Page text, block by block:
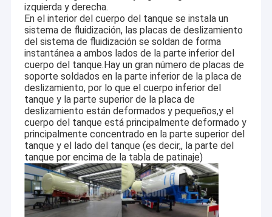
camión sino howo
Cabeza de camión Howo usada
Camión de descarga HOWO usado
camión shacman para la venta
remolque del camión volquete
semi remolque plano
semi remolque esquelético
izquierda y derecha.
En el interior del cuerpo del tanque se instala un
sistema de fluidización, las placas de deslizamiento
del sistema de fluidización se soldan de forma
instantánea a ambos lados de la parte inferior del
cuerpo del tanque.Hay un gran número de placas de
soporte soldados en la parte inferior de la placa de
deslizamiento, por lo que el cuerpo inferior del
tanque y la parte superior de la placa de
deslizamiento están deformados y pequeños,y el
cuerpo del tanque está principalmente deformado y
principalmente concentrado en la parte superior del
tanque y el lado del tanque (es decir,, la parte del
tanque por encima de la tabla de patinaje)
extensibles y modulares)
remolques de plataforma plana y barras de tracción,
remolques de petroleros remolques de cimento a granel
remolques de petroleros, remolque de descarga,
semirremolque de camiones de combustible, remolque de
contenedores, remolque de plataforma baja, remolque de
carga baja, cargador lateral de contenedores,etc.. y cada
uno de ellos una solución de transporte innovadora y
eficiente con una excelente relación precio/calidad.
Ahora, TITANSemi remolquesSe exportan ampliamente a la
mayoría de los mercados africanos, como Argelia, Djibouti,
Etiopía, Kenia, Sudán, Uganda, Malawi, Tanzania, Camerún,
Ghana, también Dubai, Rusia, Zimbabwe, Malasia, Filipinas,
Vietnam,Singapur, Trinidad y Tobago y América del Sur.